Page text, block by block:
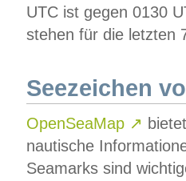
UTC ist gegen 0130
stehen für die letzten
Seezeichen
OpenSeaMap ↗
nautische
Seamarks sind